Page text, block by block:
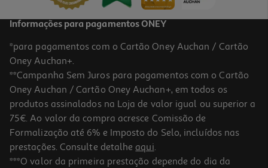
Informações para pagamentos ONEY
*para pagamentos com o Cartão Oney Auchan / Cartão
Oney Auchan+.
**Campanha Sem Juros para pagamentos com o Cartão
Oney Auchan / Cartão Oney Auchan+, em todos os
produtos assinalados na Loja de valor igual ou superior a
75€. Ao valor da compra acresce Comissão de
Formalização até 6% e Imposto do Selo, incluídos nas
prestações. Consulte detalhe aqui.
***O valor da primeira prestação depende do dia da